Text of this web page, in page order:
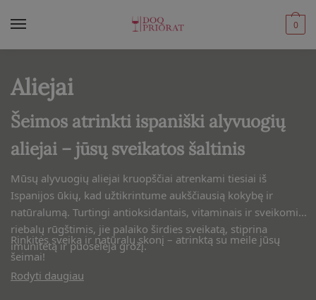
0
Aliejai
Šeimos atrinkti ispaniški alyvuogių
aliejai – jūsų sveikatos šaltinis
Mūsų alyvuogių aliejai kruopščiai atrenkami tiesiai iš
Ispanijos ūkių, kad užtikrintume aukščiausią kokybę ir
natūralumą. Turtingi antioksidantais, vitaminais ir sveikomis
riebalų rūgštimis, jie palaiko širdies sveikatą, stiprina
imunitetą ir puoselėja grožį.
Rinkitės sveiką ir natūralų skonį – atrinktą su meile jūsų
šeimai!
Rodyti daugiau